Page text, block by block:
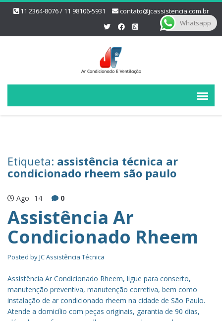
11 2364-8076 / 11 98106-5931 contato@jcassistencia.com.br
Etiqueta: assistência técnica ar
condicionado rheem são paulo
Ago 14 0
Assistência Ar
Condicionado Rheem
Posted byJC Assistência Técnica
Assistência Ar Condicionado Rheem, ligue para conserto,
manutenção preventiva, manutenção corretiva, bem como
instalação de ar condicionado rheem na cidade de São Paulo.
Atende a domicílio com peças originais, garantia de 90 dias,
Whatsapp